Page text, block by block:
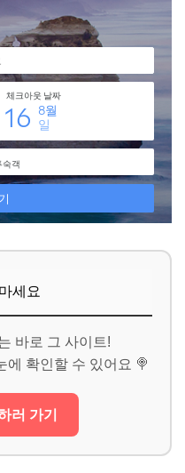
세요
바로 그 사이트!
에 확인할 수 있어요 🍭
러 가기